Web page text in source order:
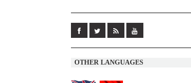
OTHER LANGUAGES